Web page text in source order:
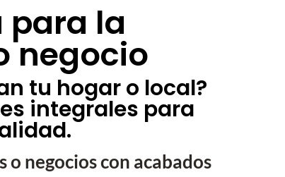
para la
negocio
tu hogar o local?
integrales para
o negocios con acabados